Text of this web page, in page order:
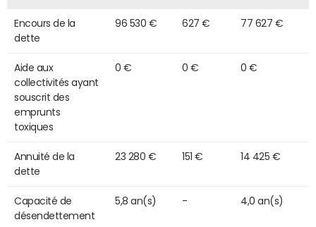
Encours de la
dette
96 530 € 627 € 77 627 €
Aide aux
collectivités ayant
souscrit des
emprunts
toxiques
0 € 0 € 0 €
Annuité de la
dette
23 280 € 151 € 14 425 €
Capacité de
désendettement
5,8 an(s) - 4,0 an(s)